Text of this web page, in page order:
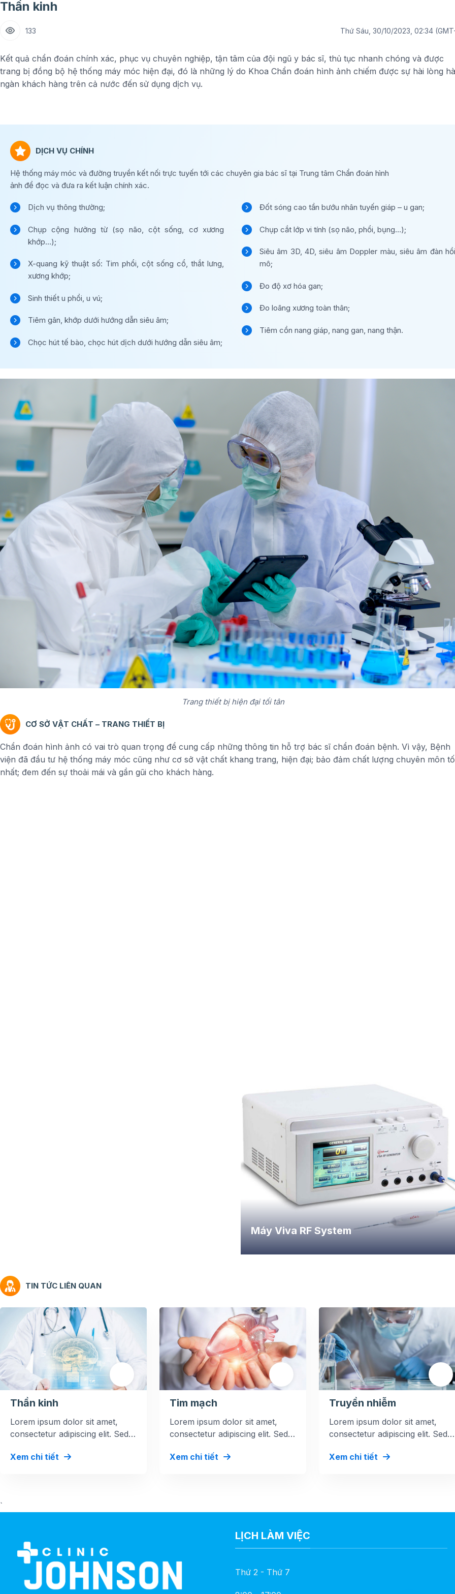
Thần kinh
133 Thứ Sáu, 30/10/2023, 02:34
Kết quả chẩn đoán chính xác, phục vụ chuyên nghiệp, tận tâm của đội ngũ y bác sĩ, thủ tục nhanh chóng và được
trang bị đồng bộ hệ thống máy móc hiện đại, đó là những lý do Khoa Chẩn đoán hình ảnh chiếm được sự hài lòng
ngàn khách hàng trên cả nước đến sử dụng dịch vụ.
DỊCH VỤ CHÍNH
Hệ thống máy móc và đường truyền kết nối trực tuyến tới các chuyên gia bác sĩ tại Trung tâm Chẩn đoán hình
ảnh để đọc và đưa ra kết luận chính xác.
Dịch vụ thông thường;
Chụp cộng hưởng từ (sọ não, cột sống, cơ xương
khớp…);
X-quang kỹ thuật số: Tim phổi, cột sống cổ, thắt lưng,
xương khớp;
Sinh thiết u phổi, u vú;
Tiêm gân, khớp dưới hướng dẫn siêu âm;
Chọc hút tế bào, chọc hút dịch dưới hướng dẫn siêu âm;
Đốt sóng cao tần bướu nhân tuyến giáp – u gan;
Chụp cắt lớp vi tính (sọ não, phổi, bụng…);
Siêu âm 3D, 4D, siêu âm Doppler màu, siêu âm đàn hồi
mô;
Đo độ xơ hóa gan;
Đo loãng xương toàn thân;
Tiêm cồn nang giáp, nang gan, nang thận.
Trang thiết bị hiện đại tối tân
CƠ SỞ VẬT CHẤT – TRANG THIẾT BỊ
Chẩn đoán hình ảnh có vai trò quan trọng để cung cấp những thông tin hỗ trợ bác sĩ chẩn đoán bệnh. Vì vậy, Bệnh
viện đã đầu tư hệ thống máy móc cũng như cơ sở vật chất khang trang, hiện đại; bảo đảm chất lượng chuyên môn
nhất; đem đến sự thoải mái và gần gũi cho khách hàng.
Máy chụp Cộng hưởng từ (MRI)
Máy chụp cắt lớp vi tính (hay còn gọi là
Máy Viva RF System
TIN TỨC LIÊN QUAN
Thần kinh
Lorem ipsum dolor sit amet,
consectetur adipiscing elit. Sed
magna.
Xem chi tiết
Tim mạch
Lorem ipsum dolor sit amet,
consectetur adipiscing elit. Sed
magna.
Xem chi tiết
Truyền nhiễm
Lorem ipsum dolor sit amet,
consectetur adipiscing elit. Sed
magna.
Xem chi tiết
`
LỊCH LÀM VIỆC
Thứ 2 - Thứ 7